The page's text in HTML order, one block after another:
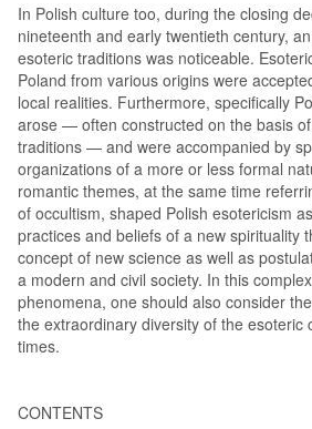
In Polish culture too, during the closing
nineteenth and early twentieth century,
esoteric traditions was noticeable.
Poland from various origins were
local realities. Furthermore, specifically
arose — often constructed on the basis
traditions — and were accompanied by
organizations of a more or less formal
romantic themes, at the same time
of occultism, shaped Polish esotericism
practices and beliefs of a new spirituality
concept of new science as well as
a modern and civil society. In this
phenomena, one should also consider
the extraordinary diversity of the esoteric
times.
CONTENTS